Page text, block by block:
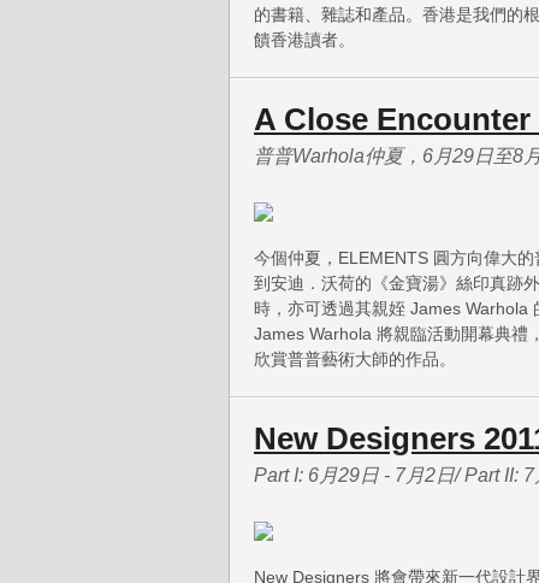
的書籍、雜誌和產品。香港是我們的
饋香港讀者。
A Close
普普Warhola仲夏，6月29日至8
今個仲夏，ELEMENTS 圓方向偉大
到安迪．沃荷的《金寶湯》絲印真跡
時，亦可透過其親姪 James Warhola
James Warhola 將親臨活動開幕典禮
欣賞普普藝術大師的作品。
New Designers
Part I: 6月29日 - 7月2日/ Part II:
New Designers 將會帶來新一代設計